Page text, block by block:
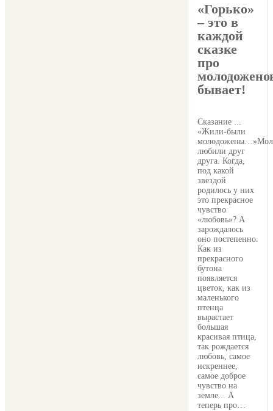
«Горько»
– это в
каждой
сказке
про
бывает!
Сказание ...
«Жили-были
любили друг
друга. Когда,
под какой
звездой
родилось у них
это прекрасное
чувство
«любовь»? А
зарождалось
оно постепенно.
Как из
прекрасного
бутона
появляется
цветок, как из
маленького
птенца
вырастает
большая
красивая птица,
так рождается
любовь, самое
искреннее,
самое доброе
чувство на
земле... А
теперь про…